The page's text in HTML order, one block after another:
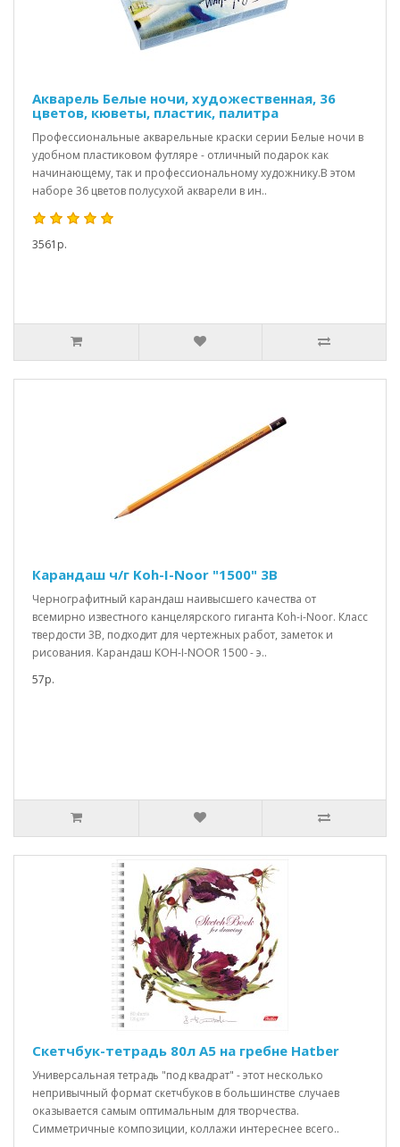
Акварель Белые ночи, художественная, 36
цветов, кюветы, пластик, палитра
Профессиональные акварельные краски серии Белые ночи в
удобном пластиковом футляре - отличный подарок как
начинающему, так и профессиональному художнику.В этом
наборе 36 цветов полусухой акварели в ин..
3561р.
Карандаш ч/г Koh-I-Noor "1500" 3В
Чернографитный карандаш наивысшего качества от
всемирно известного канцелярского гиганта Koh-i-Noor. Класс
твердости 3B, подходит для чертежных работ, заметок и
рисования. Карандаш KOH-I-NOOR 1500 - э..
57р.
Скетчбук-тетрадь 80л А5 на гребне Hatber
Универсальная тетрадь "под квадрат" - этот несколько
непривычный формат скетчбуков в большинстве случаев
оказывается самым оптимальным для творчества.
Симметричные композиции, коллажи интереснее всего..